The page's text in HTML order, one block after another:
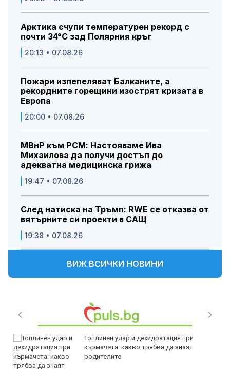
Арктика счупи температурен рекорд с
почти 34°C зад Полярния кръг
20:13 • 07.08.26
Пожари изпепеляват Балканите, а
рекордните горещини изострят кризата в
Европа
20:00 • 07.08.26
МВнР към РСМ: Настояваме Ива
Михаилова да получи достъп до
адекватна медицинска грижа
19:47 • 07.08.26
След натиска на Тръмп: RWE се отказва от
вятърните си проекти в САЩ
19:38 • 07.08.26
ВИЖ ВСИЧКИ НОВИНИ
Топлинен удар и дехидратация при
кърмачета: какво трябва да знаят
родителите